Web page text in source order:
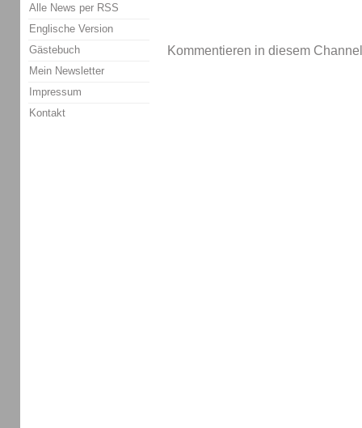
Kommentieren in diesem
Alle News per RSS
Englische Version
Gästebuch
Mein Newsletter
Impressum
Kontakt